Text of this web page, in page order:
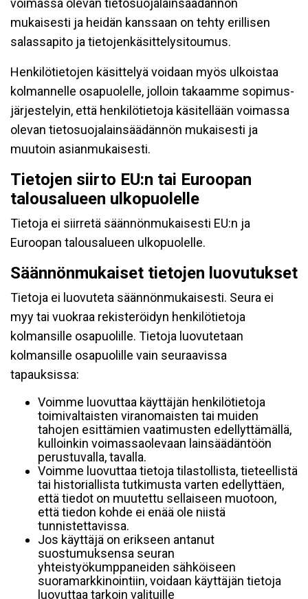
voimassa olevan tietosuojalainsäädännön
mukaisesti ja heidän kanssaan on tehty erillisen
salassapito ja tietojenkäsittelysitoumus.
Henkilötietojen käsittelyä voidaan myös ulkoistaa
kolmannelle osapuolelle, jolloin takaamme sopimus-
järjestelyin, että henkilötietoja käsitellään voimassa
olevan tietosuojalainsäädännön mukaisesti ja
muutoin asianmukaisesti.
Tietojen siirto EU:n tai Euroopan
talousalueen ulkopuolelle
Tietoja ei siirretä säännönmukaisesti EU:n ja
Euroopan talousalueen ulkopuolelle.
Säännönmukaiset tietojen luovutukset
Tietoja ei luovuteta säännönmukaisesti. Seura ei
myy tai vuokraa rekisteröidyn henkilötietoja
kolmansille osapuolille. Tietoja luovutetaan
kolmansille osapuolille vain seuraavissa
tapauksissa:
Voimme luovuttaa käyttäjän henkilötietoja
toimivaltaisten viranomaisten tai muiden
tahojen esittämien vaatimusten edellyttämällä,
kulloinkin voimassaolevaan lainsäädäntöön
perustuvalla, tavalla.
Voimme luovuttaa tietoja tilastollista, tieteellistä
tai historiallista tutkimusta varten edellyttäen,
että tiedot on muutettu sellaiseen muotoon,
että tiedon kohde ei enää ole niistä
tunnistettavissa.
Jos käyttäjä on erikseen antanut
suostumuksensa seuran
yhteistyökumppaneiden sähköiseen
suoramarkkinointiin, voidaan käyttäjän tietoja
luovuttaa tarkoin valituille